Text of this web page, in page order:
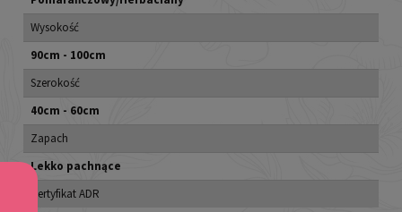
Wysokość
90cm - 100cm
Szerokość
40cm - 60cm
Zapach
Lekko pachnące
Certyfikat ADR